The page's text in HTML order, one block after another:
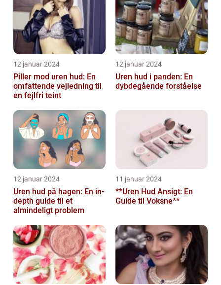
12 januar 2024
Piller mod uren hud: En
omfattende vejledning til
en fejlfri teint
12 januar 2024
Uren hud i panden: En
dybdegående forståelse
12 januar 2024
Uren hud på hagen: En in-
depth guide til et
almindeligt problem
11 januar 2024
**Uren Hud Ansigt: En
Guide til Voksne**